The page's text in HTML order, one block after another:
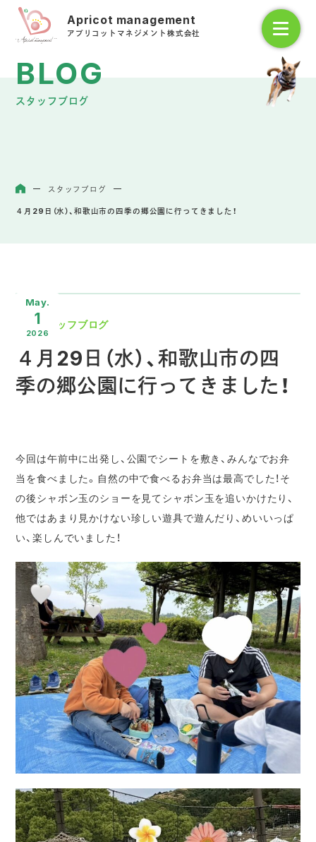
アプリコットマネジメント株式会社
スタッフブログ
ホームスタッフブログ
４月29日（水）、和歌山市の四季の郷公園に行ってきました！
May.
1
2026
スタッフブログ
４月29日（水）、和歌山市の四
季の郷公園に行ってきました！
今回は午前中に出発し、公園でシートを敷き、みんなでお弁
当を食べました。自然の中で食べるお弁当は最高でした！そ
の後シャボン玉のショーを見てシャボン玉を追いかけたり、
他ではあまり見かけない珍しい遊具で遊んだり、めいいっぱ
い、楽しんでいました！